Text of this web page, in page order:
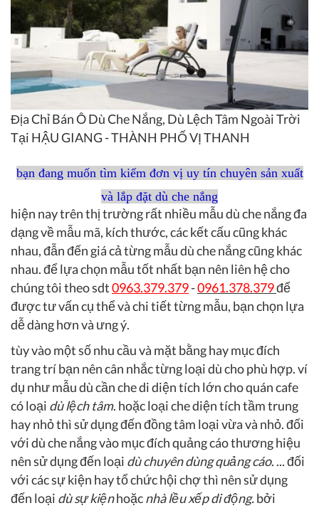
Địa Chỉ Bán Ô Dù Che Nắng, Dù Lệch Tâm Ngoài Trời
Tại HẬU GIANG - THÀNH PHỐ VỊ THANH
bạn đang muốn tìm kiếm đơn vị uy tín chuyên sản xuất
và lắp đặt dù che nắng
hiện nay trên thị trường rất nhiều mẫu dù che nắng đa
dạng về mẫu mã, kích thước, các kết cấu cũng khác
nhau, đẫn đến giá cả từng mẫu dù che nắng cũng khác
nhau. để lựa chọn mẫu tốt nhất bạn nên liên hệ cho
chúng tôi theo sdt0963.379.379-0961.378.379để
được tư vấn cụ thể và chi tiết từng mẫu, bạn chọn lựa
dễ dàng hơn và ưng ý.
tùy vào một số nhu cầu và mặt bằng hay mục đích
trang trí bạn nên cân nhắc từng loại dù cho phù hợp. ví
dụ như mẫu dù cần che di diện tích lớn cho quán cafe
có loại dù lệch tâm. hoặc loại che diện tích tầm trung
hay nhỏ thì sử dụng đến đồng tâm loại vừa và nhỏ. đối
với dù che nắng vào mục đích quảng cáo thương hiệu
nên sử dụng đến loại dù chuyên dùng quảng cáo. ... đối
với các sự kiện hay tổ chức hội chợ thì nên sử dụng
đến loại dù sự kiệnhoặcnhà lều xếp di động.bởi